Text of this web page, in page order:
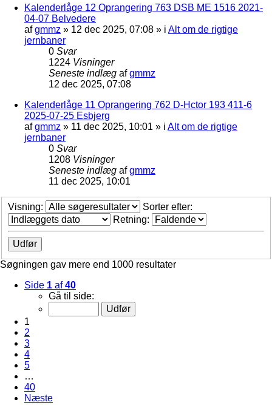
Kalenderlåge 12 Oprangering 763 DSB ME 1516 2021-
04-07 Belvedere
afgmmz » 12 dec 2025, 07:08 » i Alt om de rigtige
jernbaner
0 Svar
1224 Visninger
Seneste indlæg afgmmz
12 dec 2025, 07:08
Kalenderlåge 11 Oprangering 762 D-Hctor 193 411-6
2025-07-25 Esbjerg
afgmmz » 11 dec 2025, 10:01 » i Alt om de rigtige
jernbaner
0 Svar
1208 Visninger
Seneste indlæg afgmmz
11 dec 2025, 10:01
Visning:
Sorter efter:
Retning:
Søgningen gav mere end 1000 resultater
Side 1 af40
Gå til side:
1
2
3
4
5
…
40
Næste